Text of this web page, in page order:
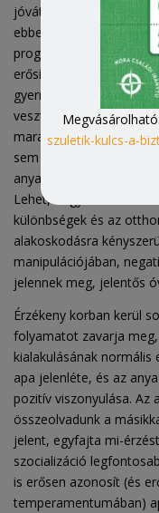
jóvátételi törekvései is
ebben, a saját
programokkal, anyagi
erősíti, hogy ezzel ő
gyermeke
vesztesége az apa
marad, beszorul a „két
sem szeretne együtt
anya, én elválok tőled,
Lehet, hogy ez lenne a
különbségek és az
alakoskodásra
manipulációjában,
jelennek meg, jelentős
Érzékeny korban kerül
folyamatot zavarja
kialakulásának normális
apa jelenléte, és az
pozitív viszonyulása. Az
összeolvadunk a
jelent, egyfajta mi-
szocializáció
is erősen azonosít (és
temperamentumában)
szuletik-kulcs-a-